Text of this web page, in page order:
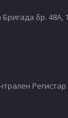
бр. 48А,